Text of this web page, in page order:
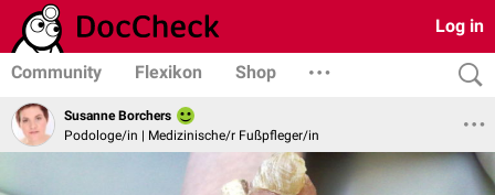
Log in
Community Flexikon Shop
Susanne Borchers
Podologe/in | Medizinische/r Fußpfleger/in